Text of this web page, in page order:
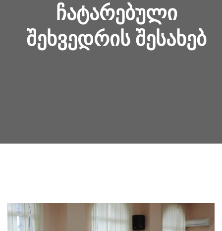
ᲩᲐᲢᲐᲠᲔᲑᲣᲚᲘ
ᲨᲔᲮᲕᲔᲓᲠᲘᲡ ᲨᲔᲡᲐᲮᲔᲑ